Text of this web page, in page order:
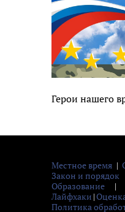
Герои нашего
Местное время |
Закон и порядок
Образование
|
Лайфхаки |
Политика